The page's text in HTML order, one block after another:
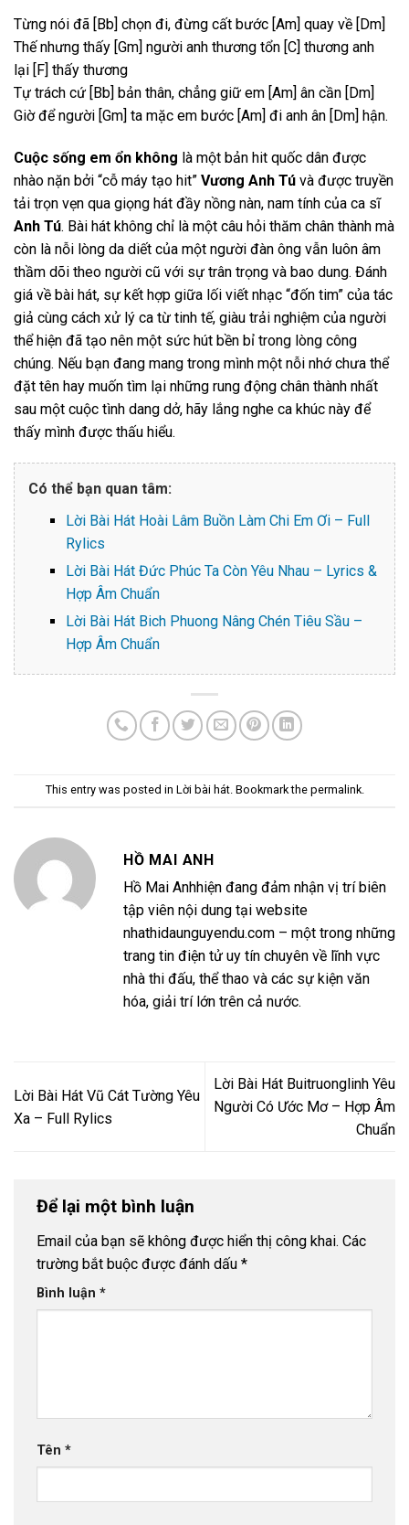
Từng nói đã [Bb] chọn đi, đừng cất bước [Am] quay về [Dm]
Thế nhưng thấy [Gm] người anh thương tổn [C] thương anh
lại [F] thấy thương
Tự trách cứ [Bb] bản thân, chẳng giữ em [Am] ân cần [Dm]
Giờ để người [Gm] ta mặc em bước [Am] đi anh ân [Dm] hận.
Cuộc sống em ổn không là một bản hit quốc dân được
nhào nặn bởi “cỗ máy tạo hit” Vương Anh Tú và được truyền
tải trọn vẹn qua giọng hát đầy nồng nàn, nam tính của ca sĩ
Anh Tú. Bài hát không chỉ là một câu hỏi thăm chân thành mà
còn là nỗi lòng da diết của một người đàn ông vẫn luôn âm
thầm dõi theo người cũ với sự trân trọng và bao dung. Đánh
giá về bài hát, sự kết hợp giữa lối viết nhạc “đốn tim” của tác
giả cùng cách xử lý ca từ tinh tế, giàu trải nghiệm của người
thể hiện đã tạo nên một sức hút bền bỉ trong lòng công
chúng. Nếu bạn đang mang trong mình một nỗi nhớ chưa thể
đặt tên hay muốn tìm lại những rung động chân thành nhất
sau một cuộc tình dang dở, hãy lắng nghe ca khúc này để
thấy mình được thấu hiểu.
Có thể bạn quan tâm:
Lời Bài Hát Hoài Lâm Buồn Làm Chi Em Ơi – Full
Rylics
Lời Bài Hát Đức Phúc Ta Còn Yêu Nhau – Lyrics &
Hợp Âm Chuẩn
Lời Bài Hát Bich Phuong Nâng Chén Tiêu Sầu –
Hợp Âm Chuẩn
This entry was posted in Lời bài hát. Bookmark the permalink.
HỒ MAI ANH
Hồ Mai Anhhiện đang đảm nhận vị trí biên
tập viên nội dung tại website
nhathidaunguyendu.com – một trong những
trang tin điện tử uy tín chuyên về lĩnh vực
nhà thi đấu, thể thao và các sự kiện văn
hóa, giải trí lớn trên cả nước.
Lời Bài Hát Vũ Cát Tường Yêu
Xa – Full Rylics
Lời Bài Hát Buitruonglinh Yêu
Người Có Ước Mơ – Hợp Âm
Chuẩn
Để lại một bình luận
Email của bạn sẽ không được hiển thị công khai. Các
trường bắt buộc được đánh dấu *
Bình luận *
Tên *